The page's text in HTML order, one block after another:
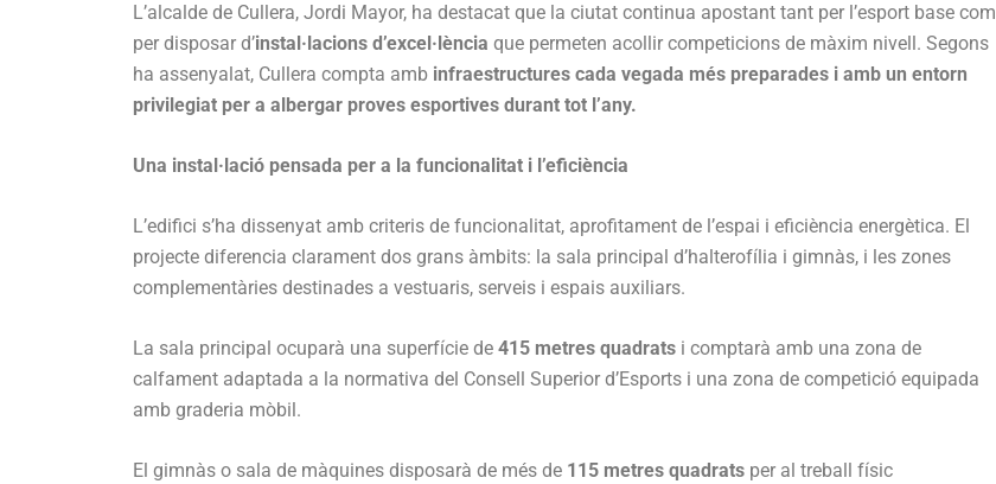
L’alcalde de Cullera, Jordi Mayor, ha destacat que la ciutat continua apostant tant per l’esport base com
per disposar d’instal·lacions d’excel·lència que permeten acollir competicions de màxim nivell. Segons
ha assenyalat, Cullera compta amb infraestructures cada vegada més preparades i amb un entorn
privilegiat per a albergar proves esportives durant tot l’any.
Una instal·lació pensada per a la funcionalitat i l’eficiència
L’edifici s’ha dissenyat amb criteris de funcionalitat, aprofitament de l’espai i eficiència energètica. El
projecte diferencia clarament dos grans àmbits: la sala principal d’halterofília i gimnàs, i les zones
complementàries destinades a vestuaris, serveis i espais auxiliars.
La sala principal ocuparà una superfície de 415 metres quadrats i comptarà amb una zona de
calfament adaptada a la normativa del Consell Superior d’Esports i una zona de competició equipada
amb graderia mòbil.
El gimnàs o sala de màquines disposarà de més de 115 metres quadrats per al treball físic